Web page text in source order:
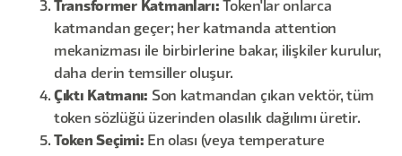
Transformer Katmanları: Token'lar onlarca
katmandan geçer; her katmanda attention
mekanizması ile birbirlerine bakar, ilişkiler kurulur,
daha derin temsiller oluşur.
Çıktı Katmanı: Son katmandan çıkan vektör, tüm
token sözlüğü üzerinden olasılık dağılımı üretir.
Token Seçimi: En olası (veya temperature